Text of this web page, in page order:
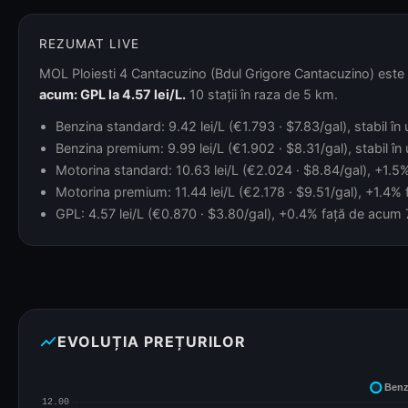
REZUMAT LIVE
MOL Ploiesti 4 Cantacuzino (Bdul Grigore Cantacuzino)
acum: GPL la 4.57 lei/L. 10 stații în raza de 5 km.
Benzina standard: 9.42 lei/L (€1.793 · $7.83/gal), stabil
Benzina premium: 9.99 lei/L (€1.902 · $8.31/gal), stabil
Motorina standard: 10.63 lei/L (€2.024 · $8.84/gal),
Motorina premium: 11.44 lei/L (€2.178 · $9.51/gal),
GPL: 4.57 lei/L (€0.870 · $3.80/gal), +0.4% față de
show_chartEVOLUȚIA PREȚURILOR